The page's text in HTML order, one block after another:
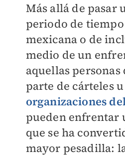
Más allá de pasar
periodo de
mexicana o de
medio de un
aquellas
parte de cárteles u
organizaciones
pueden enfrentar
que se ha
mayor pesadilla: